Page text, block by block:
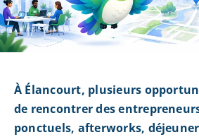
À Élancourt, plusieurs
de rencontrer des
ponctuels, afterworks,